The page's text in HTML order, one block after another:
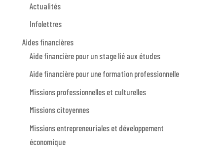
Actualités
Infolettres
Aides financières
Aide financière pour un stage lié aux études
Aide financière pour une formation professionnelle
Missions professionnelles et culturelles
Missions citoyennes
Missions entrepreneuriales et développement
économique